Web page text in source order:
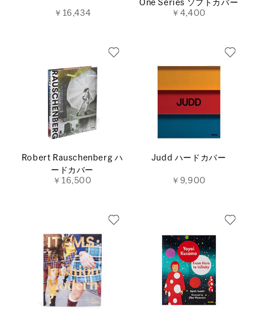
￥16,434
One Series ソフトカバー
￥4,400
Robert Rauschenberg ハ
ードカバー
￥16,500
Judd ハードカバー
￥9,900